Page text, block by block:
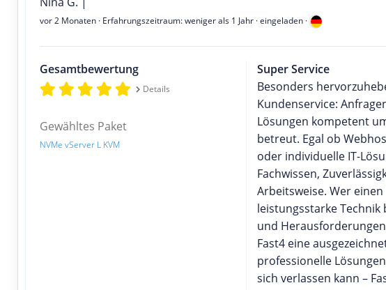
vor 2 Monaten · Erfahrungszeitraum: weniger als 1 Jahr · eingeladen ·
Gesamtbewertung
Details
Gewähltes Paket
NVMe vServer L KVM
Super Service
Besonders
Kundenservice:
Lösungen kompetent
betreut. Egal ob
oder individuelle IT-
Fachwissen,
Arbeitsweise. Wer
leistungsstarke
und
Fast4 eine
professionelle
sich verlassen kann –